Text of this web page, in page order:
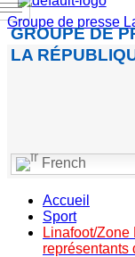
Groupe de presse
GROUPE DE
LA
French
Accueil
Sport
Linafoot/
représentants